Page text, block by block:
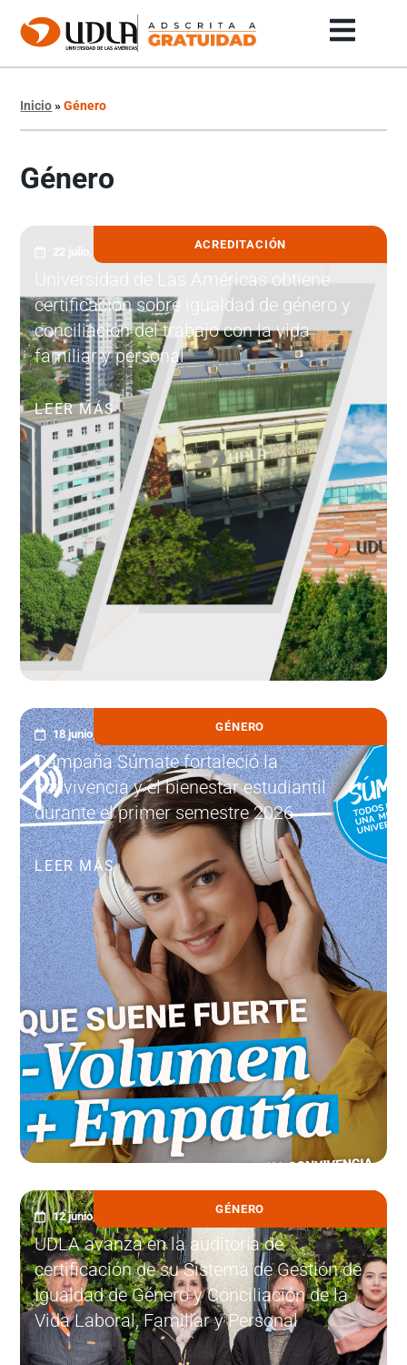
Inicio»Género
Género
ACREDITACIÓN
22 julio, 2026
Universidad de Las Américas obtiene
certificación sobre igualdad de género y
conciliación del trabajo con la vida
familiar y personal
LEER MÁS
GÉNERO
18 junio, 2026
Campaña Súmate fortaleció la
convivencia y el bienestar estudiantil
durante el primer semestre 2026
LEER MÁS
GÉNERO
12 junio, 2026
UDLA avanza en la auditoría de
certificación de su Sistema de Gestión de
Igualdad de Género y Conciliación de la
Vida Laboral, Familiar y Personal